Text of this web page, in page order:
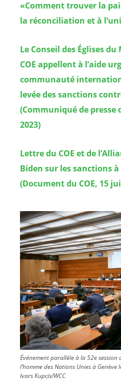
«Comment trouver la
la réconciliation et à
Le Conseil des Églises
COE appellent à l’aide
communauté
levée des sanctions
(Communiqué de presse
2023)
Lettre du COE et de
Biden sur les sanctions à
(Document du COE, 15
Image
Événement parallèle à la 52e session
l’homme des Nations Unies à Genève
Ivars Kupcis/WCC